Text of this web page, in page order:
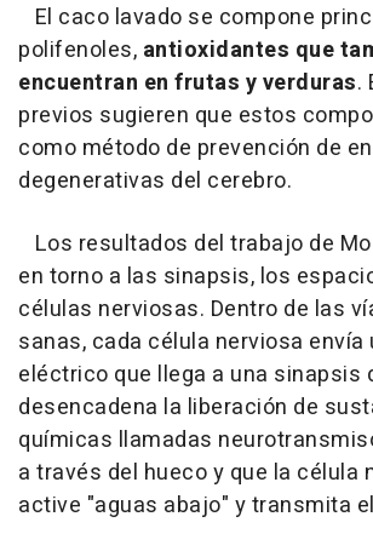
El caco lavado se compone
polifenoles, antioxidantes que
encuentran en frutas y verduras.
previos sugieren que estos
como método de prevención de
degenerativas del cerebro.
Los resultados del trabajo de
en torno a las sinapsis, los
células nerviosas. Dentro de las
sanas, cada célula nerviosa envía
eléctrico que llega a una sinapsis
desencadena la liberación de
químicas llamadas
a través del hueco y que la célula
active "aguas abajo" y transmita